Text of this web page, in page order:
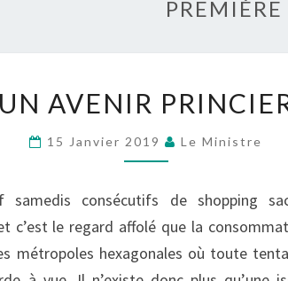
AVENIR
PRINCIER
UN AVENIR
15 Janvier 2019 Le Ministre
samedis consécutifs de shopping
c’est le regard affolé que la
métropoles hexagonales où toute